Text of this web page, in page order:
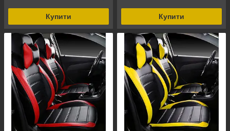
Купити Купити